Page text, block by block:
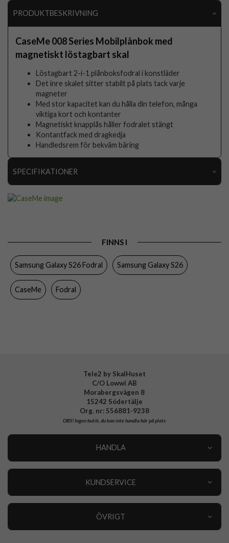
PRODUKTBESKRIVNING
CaseMe 008 Series Mobilplånbok med
magnetiskt löstagbart skal
Löstagbart 2-i-1 plånboksfodral i konstläder
Det inre skalet sitter stabilt på plats tack varje
magneter
Med stor kapacitet kan du hålla din telefon, många
viktiga kort och kontanter
Magnetiskt knapplås håller fodralet stängt
Kontantfack med dragkedja
Handledsrem för bekväm bäring
SPECIFIKATIONER
Dragkedja, Handrem, Kortfack, Löstagbart skal
Färg
Material
Varumärke
FINNS I
Samsung Galaxy S26 Fodral Samsung Galaxy S26
CaseMe Fodral
Tele2 by SkalHuset
C/O Lowwi AB
Morabergsvägen 8
15242 Södertälje
Org. nr: 556881-9238
OBS!Ingen butik, du kan inte handla här på plats
HANDLA
KUNDSERVICE
ÖVRIGT